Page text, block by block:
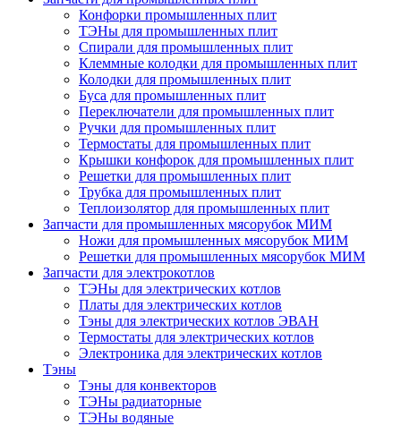
Конфорки промышленных плит
ТЭНы для промышленных плит
Спирали для промышленных плит
Клеммные колодки для промышленных плит
Колодки для промышленных плит
Буса для промышленных плит
Переключатели для промышленных плит
Ручки для промышленных плит
Термостаты для промышленных плит
Крышки конфорок для промышленных плит
Решетки для промышленных плит
Трубка для промышленных плит
Теплоизолятор для промышленных плит
Запчасти для промышленных мясорубок МИМ
Ножи для промышленных мясорубок МИМ
Решетки для промышленных мясорубок МИМ
Запчасти для электрокотлов
ТЭНы для электрических котлов
Платы для электрических котлов
Тэны для электрических котлов ЭВАН
Термостаты для электрических котлов
Электроника для электрических котлов
Тэны
Тэны для конвекторов
ТЭНы радиаторные
ТЭНы водяные